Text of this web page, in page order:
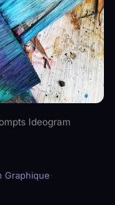
Ideogram
Graphique·